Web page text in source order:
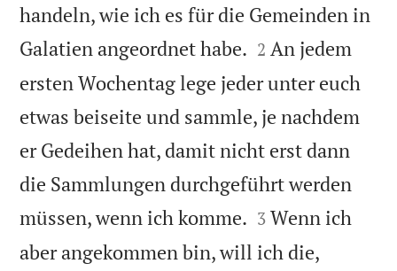
handeln, wie ich es für die Gemeinden in
Galatien angeordnet habe. 

2 An jedem
ersten Wochentag lege jeder unter euch
etwas beiseite und sammle, je nachdem
er Gedeihen hat, damit nicht erst dann
die Sammlungen durchgeführt werden
müssen, wenn ich komme. 

3 Wenn ich
aber angekommen bin, will ich die,